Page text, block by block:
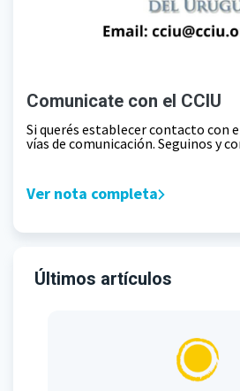
Comunicate con el CCIU
Si querés establecer contacto con
vías de comunicación. Seguinos y
Ver nota completa
Últimos artículos